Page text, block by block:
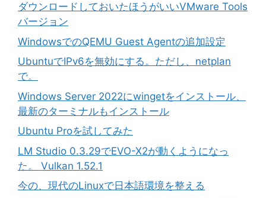
ダウンロードしておいたほうがいいVMware Tools
バージョン
WindowsでのQEMU Guest Agentの追加設定
UbuntuでIPv6を無効にする。ただし、netplan
で。
Windows Server 2022にwingetをインストール、
最新のターミナルもインストール
Ubuntu Proを試してみた
LM Studio 0.3.29でEVO-X2が動くようになっ
た。 Vulkan 1.52.1
今の、現代のLinuxで日本語環境を整える